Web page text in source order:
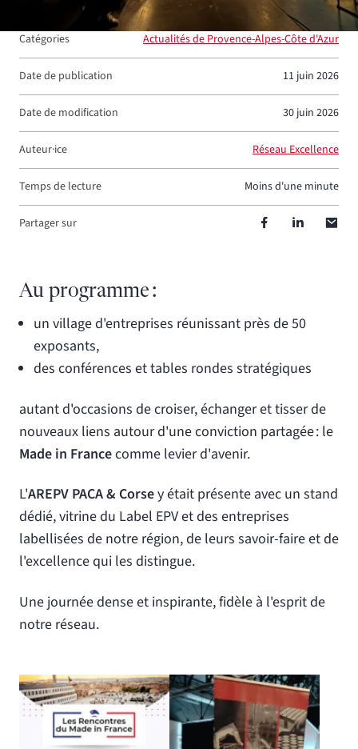
Catégories Actualités de Provence-Alpes-Côte d'Azur
Date de publication 11 juin 2026
Date de modification 30 juin 2026
Auteur·ice Réseau Excellence
Temps de lecture moins d'une minute
Partager sur
Au programme :
un village d'entreprises réunissant près de 50
exposants,
des conférences et tables rondes stratégiques
autant d'occasions de croiser, échanger et tisser de
nouveaux liens autour d'une conviction partagée : le
Made in Francecomme levier d'avenir.
L'AREPV PACA & Corsey était présente avec un stand
dédié, vitrine du Label EPV et des entreprises
labellisées de notre région, de leurs savoir-faire et de
l'excellence qui les distingue.
Une journée dense et inspirante, fidèle à l'esprit de
notre réseau.
Agrandir Agrandir